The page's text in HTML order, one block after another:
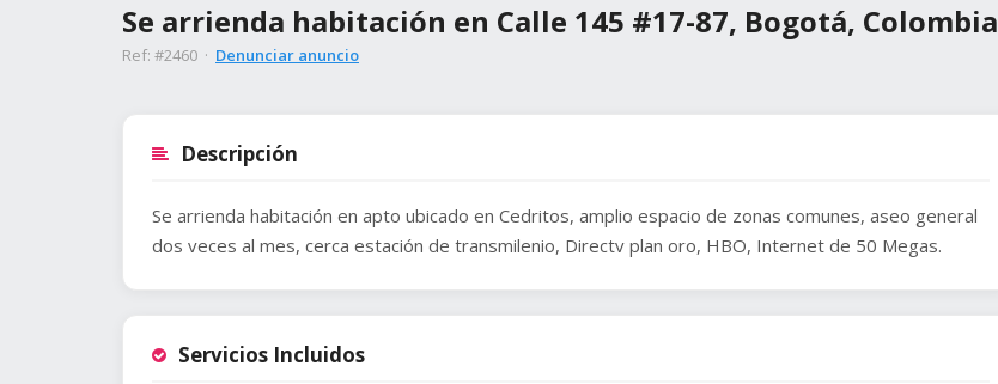
Se arrienda habitación en Calle 145 #17-87, Bogotá, Colombia
Ref: #2460 · Denunciar anuncio
Descripción
Se arrienda habitación en apto ubicado en Cedritos, amplio espacio de zonas comunes, aseo general
dos veces al mes, cerca estación de transmilenio, Directv plan oro, HBO, Internet de 50 Megas.
Servicios Incluidos